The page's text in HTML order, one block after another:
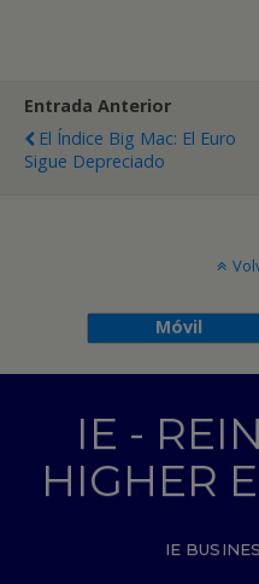
Entrada Anterior
El Índice Big Mac: El Euro
Sigue Depreciado
Móvil
IE -
HIGHER
IE